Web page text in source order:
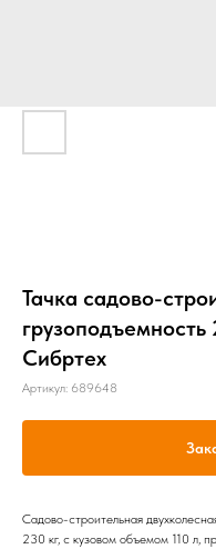
Тачка садово-
грузоподъемность
Сибртех
Артикул: 689648
Садово-строительная
230 кг, с кузовом объемом 110 л,